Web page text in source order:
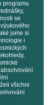
programu
se
jsme si
i
všichni